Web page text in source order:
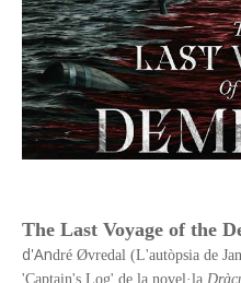
The Last Voyage of the
d'André Øvredal (L'autòpsia de
'Captain's Log' de la novel·la